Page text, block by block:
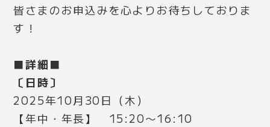
皆さまのお申込みを心よりお待ちしておりま
す！
■詳細■
〔日時〕
2025年10月30日（木）
【年中・年長】 15:20〜16:10